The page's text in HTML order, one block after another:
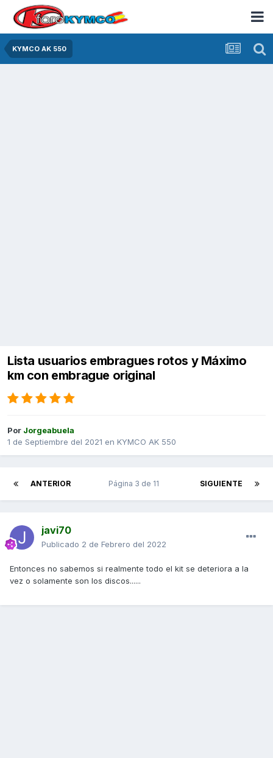
KYMCO AK 550
Lista usuarios embragues rotos y Máximo
km con embrague original
Por Jorgeabuela
1 de Septiembre del 2021 en KYMCO AK 550
ANTERIOR SIGUIENTE
Página 3 de 11
javi70
Publicado 2 de Febrero del 2022
Entonces no sabemos si realmente todo el kit se deteriora a la
vez o solamente son los discos......